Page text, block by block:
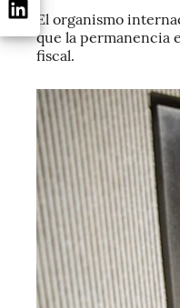
El organismo
que la permanencia
fiscal.